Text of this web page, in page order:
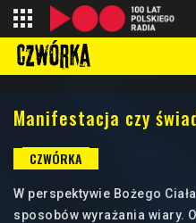
Manifestacja czy
W perspektywie Bożego
sposobów wyrażania wiary.